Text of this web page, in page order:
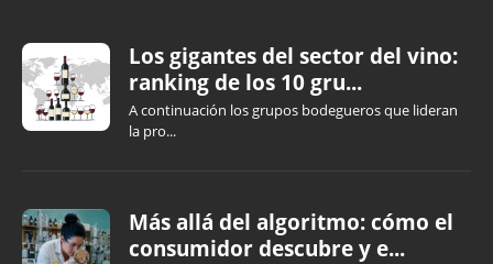
Los gigantes del sector del vino:
ranking de los 10 gru...
A continuación los grupos bodegueros que lideran
la pro...
Más allá del algoritmo: cómo el
consumidor descubre y e...